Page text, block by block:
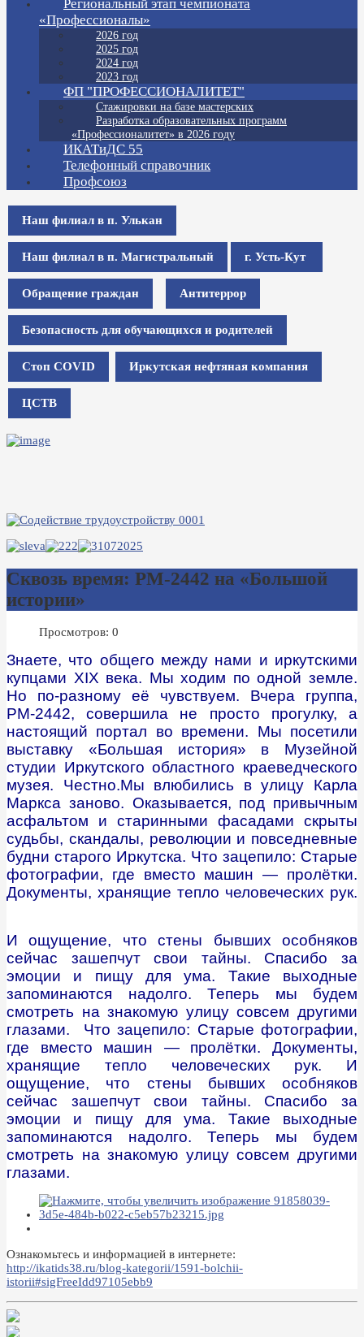
Региональный этап чемпионата
«Профессионалы»
2026 год
2025 год
2024 год
2023 год
ФП "ПРОФЕССИОНАЛИТЕТ"
Стажировки на базе мастерских
Разработка образовательных программ
«Профессионалитет» в 2026 году
ИКАТиДС 55
Телефонный справочник
Профсоюз
Наш филиал в п. Улькан
Наш филиал в п. Магистральный г. Усть-Кут
Обращение граждан Антитеррор
Безопасность для обучающихся и родителей
Стоп COVID Иркутская нефтяная компания
ЦСТВ
Сквозь время: РМ-2442 на «Большой
истории»
Просмотров: 0
Знаете, что общего между нами и иркутскими
купцами XIX века. Мы ходим по одной земле.
Но по-разному её чувствуем. Вчера группа,
РМ-2442, совершила не просто прогулку, а
настоящий портал во времени. Мы посетили
выставку «Большая история» в Музейной
студии Иркутского областного краеведческого
музея. Честно.Мы влюбились в улицу Карла
Маркса заново. Оказывается, под привычным
асфальтом и старинными фасадами скрыты
судьбы, скандалы, революции и повседневные
будни старого Иркутска. Что зацепило: Старые
фотографии, где вместо машин — пролётки.
Документы, хранящие тепло человеческих рук.
И ощущение, что стены бывших особняков
сейчас зашепчут свои тайны. Спасибо за
эмоции и пищу для ума. Такие выходные
запоминаются надолго. Теперь мы будем
смотреть на знакомую улицу совсем другими
глазами. Что зацепило: Старые фотографии,
где вместо машин — пролётки. Документы,
хранящие тепло человеческих рук. И
ощущение, что стены бывших особняков
сейчас зашепчут свои тайны. Спасибо за
эмоции и пищу для ума. Такие выходные
запоминаются надолго. Теперь мы будем
смотреть на знакомую улицу совсем другими
глазами.
Ознакомьтесь и информацией в интернете:
http://ikatids38.ru/blog-kategorii/1591-bolchii-
istorii#sigFreeIdd97105ebb9